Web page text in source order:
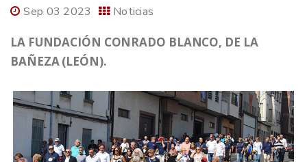
Sep 03 2023 Noticias
LA FUNDACIÓN CONRADO BLANCO, DE LA
BAÑEZA (LEÓN).